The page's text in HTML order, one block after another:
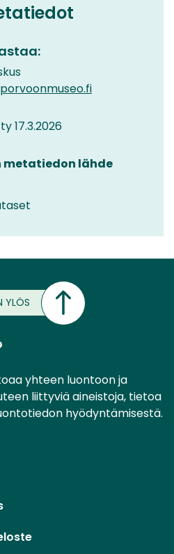
17.3.2026
metatiedon lähde
YLÖS
yhteen luontoon ja
liittyviä aineistoja, tietoa
hyödyntämisestä.